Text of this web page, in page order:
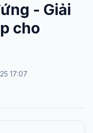
- Giải
cho
17:07